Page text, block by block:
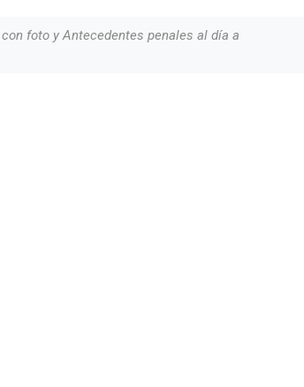
foto y Antecedentes penales al día a